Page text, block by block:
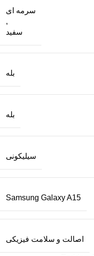
سرمه ای
,
سفید
بله
بله
سیلیکونی
Samsung Galaxy A15
اصالت و سلامت فیزیکی